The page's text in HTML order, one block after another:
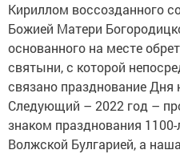
Кириллом воссозданного
Божией Матери
основанного на месте
святыни, с которой
связано празднование Дня
Следующий – 2022 год –
знаком празднования
Волжской Булгарией, а